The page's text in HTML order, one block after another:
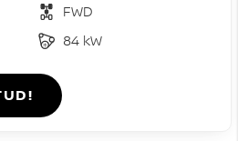
FWD
84 kW